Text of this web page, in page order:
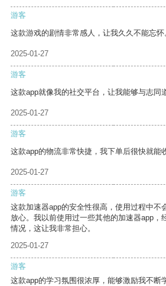
游客
这款游戏的剧情非常感人，让我久久不能忘怀
2025-01-27
游客
这款app就像我的社交平台，让我能够与志同
2025-01-27
游客
这款app的物流非常快捷，我下单后很快就能
2025-01-27
游客
这款加速器app的安全性很高，使用过程中不
放心。我以前使用过一些其他的加速器app，
情况，这让我非常担心。
2025-01-27
游客
这款app的学习氛围很浓厚，能够激励我不断